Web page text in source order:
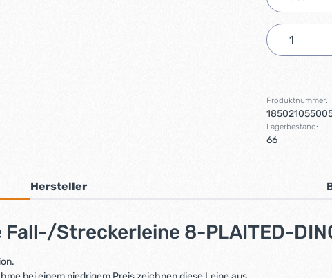
Produkt
Produktnummer:
Lagerbestand:
66
Hersteller
Streckerleine 8-PLAITED-